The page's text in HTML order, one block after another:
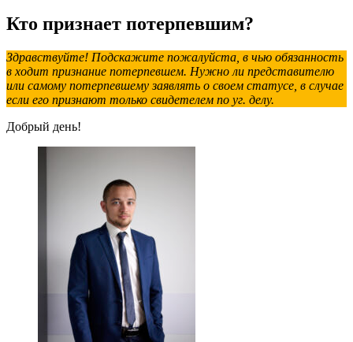
Кто признает потерпевшим?
Здравствуйте! Подскажите пожалуйста, в чью обязанность
в ходит признание потерпевшем. Нужно ли представителю
или самому потерпевшему заявлять о своем статусе, в случае
если его признают только свидетелем по уг. делу.
Добрый день!